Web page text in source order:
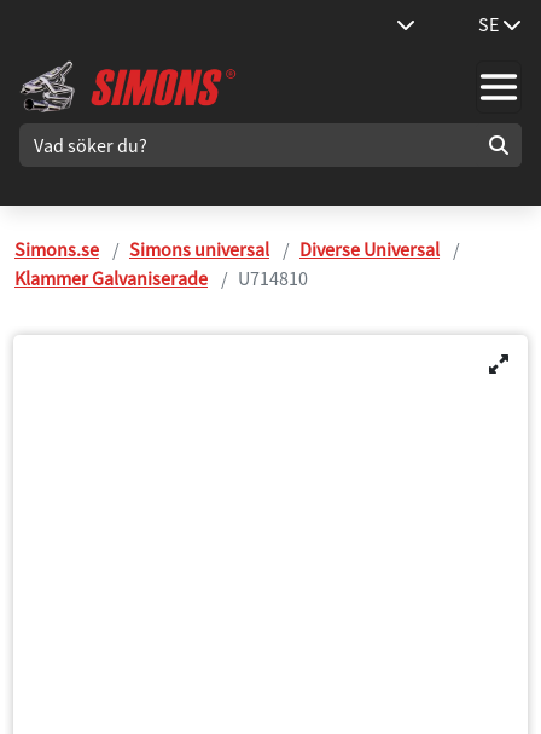
SE
Simons.se Simons universal
Diverse Universal
Klammer Galvaniserade
U714810